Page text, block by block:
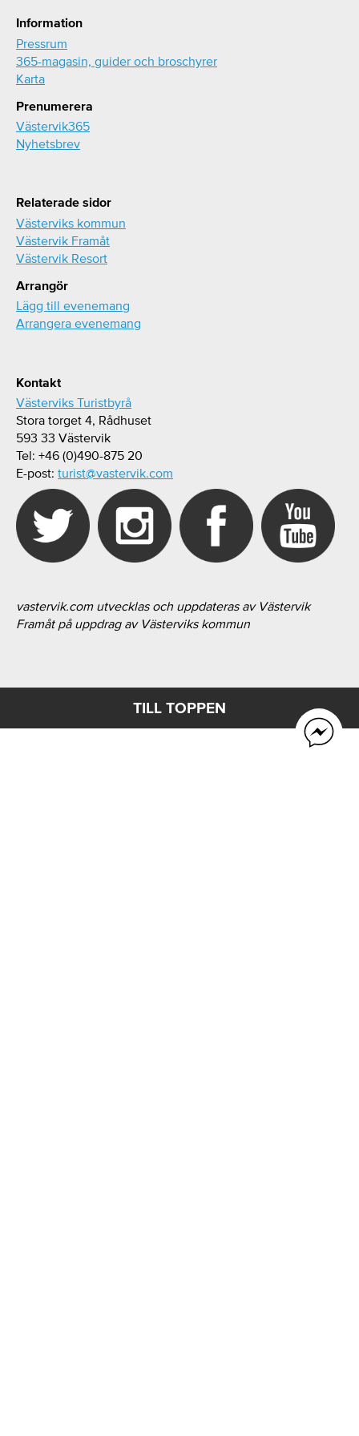
Information
Pressrum
365-magasin, guider och broschyrer
Karta
Prenumerera
Västervik365
Nyhetsbrev
Relaterade sidor
Västerviks kommun
Västervik Framåt
Västervik Resort
Arrangör
Lägg till evenemang
Arrangera evenemang
Kontakt
Västerviks Turistbyrå
Stora torget 4, Rådhuset
593 33 Västervik
Tel: +46 (0)490-875 20
E-post: turist@vastervik.com
vastervik.com utvecklas och uppdateras av Västervik
Framåt på uppdrag av Västerviks kommun
TILL TOPPEN